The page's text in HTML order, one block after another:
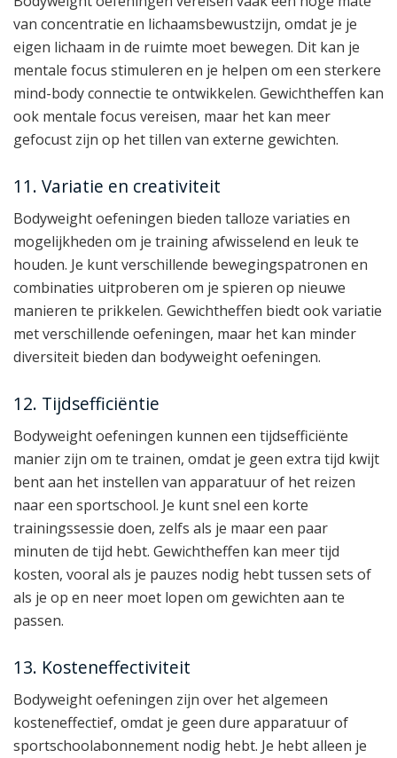
van concentratie en lichaamsbewustzijn, omdat je je
eigen lichaam in de ruimte moet bewegen. Dit kan je
mentale focus stimuleren en je helpen om een sterkere
mind-body connectie te ontwikkelen. Gewichtheffen kan
ook mentale focus vereisen, maar het kan meer
gefocust zijn op het tillen van externe gewichten.
11. Variatie en creativiteit
Bodyweight oefeningen bieden talloze variaties en
mogelijkheden om je training afwisselend en leuk te
houden. Je kunt verschillende bewegingspatronen en
combinaties uitproberen om je spieren op nieuwe
manieren te prikkelen. Gewichtheffen biedt ook variatie
met verschillende oefeningen, maar het kan minder
diversiteit bieden dan bodyweight oefeningen.
12. Tijdsefficiëntie
Bodyweight oefeningen kunnen een tijdsefficiënte
manier zijn om te trainen, omdat je geen extra tijd kwijt
bent aan het instellen van apparatuur of het reizen
naar een sportschool. Je kunt snel een korte
trainingssessie doen, zelfs als je maar een paar
minuten de tijd hebt. Gewichtheffen kan meer tijd
kosten, vooral als je pauzes nodig hebt tussen sets of
als je op en neer moet lopen om gewichten aan te
passen.
13. Kosteneffectiviteit
Bodyweight oefeningen zijn over het algemeen
kosteneffectief, omdat je geen dure apparatuur of
sportschoolabonnement nodig hebt. Je hebt alleen je